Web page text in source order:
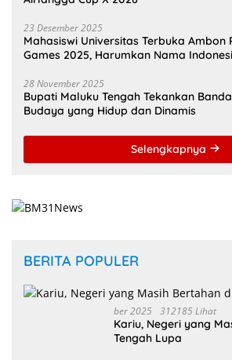
23 Desember 2025
Mahasiswi Universitas Terbuka Ambon
Games 2025, Harumkan Nama
28 November 2025
Bupati Maluku Tengah Tekankan
Budaya yang Hidup dan Dinamis
Selengkapnya
BERITA POPULER
Ber 2025 312185 Lihat
Kariu, Negeri yang
Tengah Lupa